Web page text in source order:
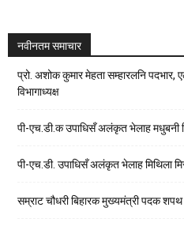
नवीनतम समाचार
प्रो. अशोक कुमार मेहता सम्हारलनि
विभागाध्यक्ष
पी-एच.डी.क उपाधिसँ अलंकृत भेलाह मधुबनी
पी-एच.डी. उपाधिसँ अलंकृत भेलाह मिथिला
सम्राट चौधरी बिहारक मुख्यमंत्री पदक